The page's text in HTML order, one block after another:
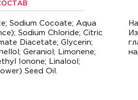
Sodium Cocoate; Aqua
Sodium Chloride; Citric
Diacetate; Glycerin;
Geraniol; Limonene;
Ionone; Linalool;
Seed Oil.